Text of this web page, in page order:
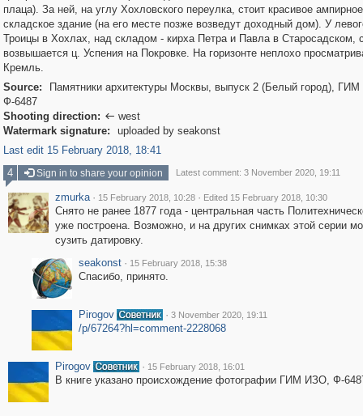
плаца). За ней, на углу Хохловского переулка, стоит красивое ампирное
складское здание (на его месте позже возведут доходный дом). У
Троицы в Хохлах, над складом - кирха Петра и Павла в Старосадском,
возвышается ц. Успения на Покровке. На горизонте неплохо
Кремль.
Source:
Памятники архитектуры Москвы, выпуск 2 (Белый город),
Ф-6487
Shooting direction:  west
Watermark signature:
uploaded by seakonst
Last edit 15 February 2018, 18:41
4
Sign in to share your opinion Latest comment: 3 November 2020, 19:11
zmurka · 15 February 2018, 10:28 · Edited 15 February 2018, 10:30
Снято не ранее 1877 года - центральная часть
уже построена. Возможно, и на других снимках этой серии
сузить датировку.
seakonst · 15 February 2018, 15:38
Спасибо, принято.
Pirogov · 3 November 2020, 19:11
/p/67264?hl=comment-2228068
Pirogov · 15 February 2018, 16:01
В книге указано происхождение фотографии ГИМ ИЗО, Ф-